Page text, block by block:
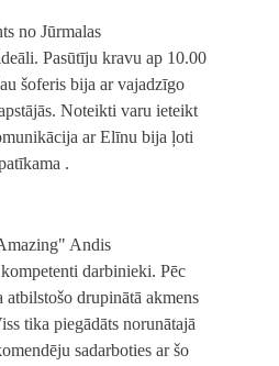
no Jūrmalas
Pasūtīju kravu ap 10.00
šoferis bija ar vajadzīgo
Noteikti varu ieteikt
ar Elīnu bija ļoti
.
Andis
darbinieki. Pēc
atbilstošo drupinātā akmens
tika piegādāts norunātajā
sadarboties ar šo